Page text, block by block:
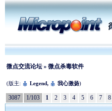
微点交流论坛 » 微点杀毒软件
(版主: Legend, 我心激扬)
3087 1/103 1 2 3 4 5 6 7 8